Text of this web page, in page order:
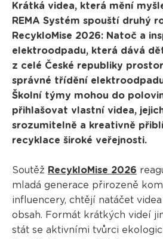
Krátká videa, která mění
REMA Systém spouští druhý
RecykloMise 2026: Natoč a
elektroodpadu, která dává
z celé České republiky
správné třídění
Školní týmy mohou do
přihlašovat vlastní videa,
srozumitelně a kreativně
recyklace široké veřejnosti.
Soutěž RecykloMise 2026
mladá generace přirozeně
influencery, chtějí natáčet
obsah. Formát krátkých videí
stát se aktivními tvůrci